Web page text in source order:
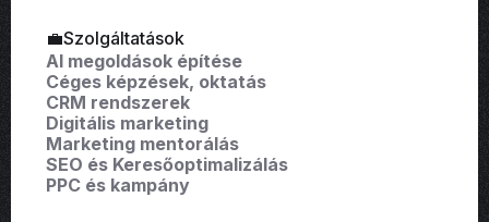
💼Szolgáltatások
AI megoldások építése
Céges képzések, oktatás
CRM rendszerek
Digitális marketing
Marketing mentorálás
SEO és Keresőoptimalizálás
PPC és kampány